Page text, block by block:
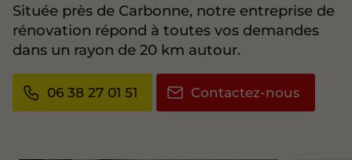
Située près de Carbonne, notre entreprise de
rénovation répond à toutes vos demandes
dans un rayon de 20 km autour.
06 38 27 01 51 Contactez-nous